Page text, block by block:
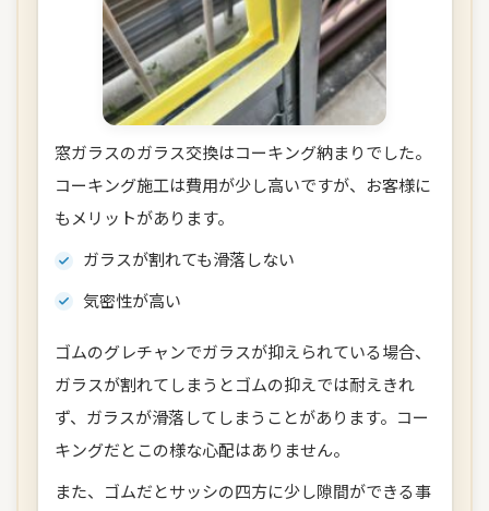
窓ガラスのガラス交換はコーキング納まりでした。
コーキング施工は費用が少し高いですが、お客様に
もメリットがあります。
ガラスが割れても滑落しない
気密性が高い
ゴムのグレチャンでガラスが抑えられている場合、
ガラスが割れてしまうとゴムの抑えでは耐えきれ
ず、ガラスが滑落してしまうことがあります。コー
キングだとこの様な心配はありません。
また、ゴムだとサッシの四方に少し隙間ができる事